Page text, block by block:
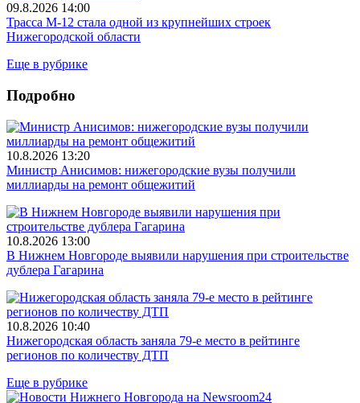
09.8.2026 14:00
Трасса М-12 стала одной из крупнейших строек
Нижегородской области
Еще в рубрике
Подробно
10.8.2026 13:20
Министр Анисимов: нижегородские вузы получили
миллиарды на ремонт общежитий
10.8.2026 13:00
В Нижнем Новгороде выявили нарушения при строительстве
дублера Гагарина
10.8.2026 10:40
Нижегородская область заняла 79-е место в рейтинге
регионов по количеству ДТП
Еще в рубрике